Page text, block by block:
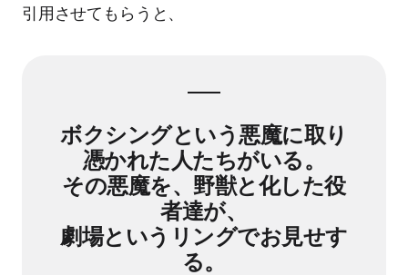
引用させてもらうと、
ボクシングという悪魔に取り
憑かれた人たちがいる。
その悪魔を、野獣と化した役
者達が、
劇場というリングでお見せす
る。